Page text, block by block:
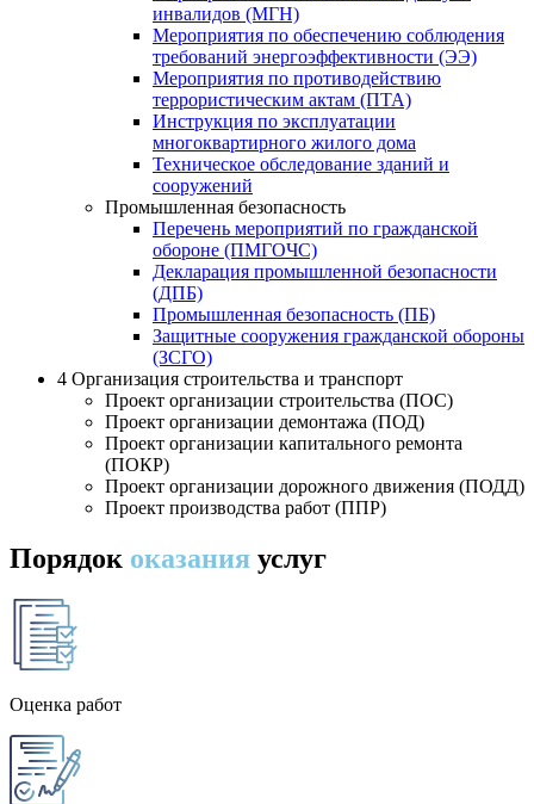
инвалидов (МГН)
Мероприятия по обеспечению соблюдения
требований энергоэффективности (ЭЭ)
Мероприятия по противодействию
террористическим актам (ПТА)
Инструкция по эксплуатации
многоквартирного жилого дома
Техническое обследование зданий и
сооружений
Промышленная безопасность
Перечень мероприятий по гражданской
обороне (ПМГОЧС)
Декларация промышленной безопасности
(ДПБ)
Промышленная безопасность (ПБ)
Защитные сооружения гражданской обороны
(ЗСГО)
4 Организация строительства и транспорт
Проект организации строительства (ПОС)
Проект организации демонтажа (ПОД)
Проект организации капитального ремонта
(ПОКР)
Проект организации дорожного движения (ПОДД)
Проект производства работ (ППР)
Порядок оказания услуг
Оценка работ